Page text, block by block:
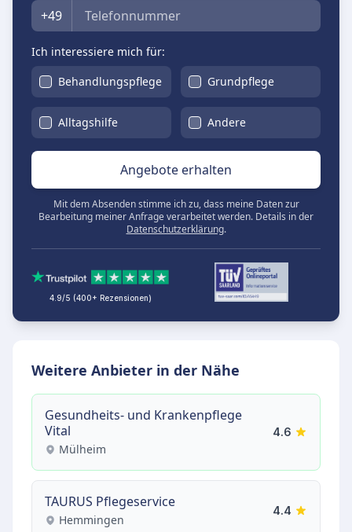
Telefon
+49
Ich interessiere mich für:
Behandlungspflege
Grundpflege
Alltagshilfe Andere
Angebote erhalten
Mit dem Absenden stimme ich zu, dass meine Daten zur
Bearbeitung meiner Anfrage verarbeitet werden. Details in der
Datenschutzerklärung.
4.9/5 (400+ Rezensionen)
Weitere Anbieter in der Nähe
Gesundheits- und Krankenpflege
Vital
Mülheim
4.6
TAURUS Pflegeservice
Hemmingen
4.4